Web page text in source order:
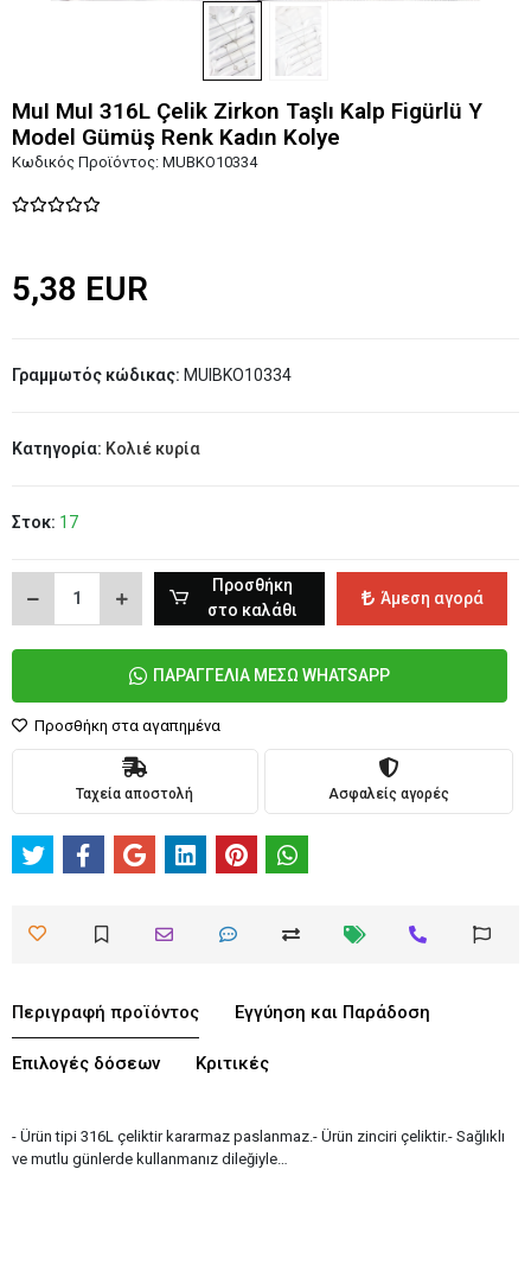
MuI MuI 316L Çelik Zirkon Taşlı Kalp Figürlü Y
Model Gümüş Renk Kadın Kolye
Κωδικός Προϊόντος: MUBKO10334
5,38 EUR
Γραμμωτός κώδικας: MUIBKO10334
Κατηγορία: Κολιέ κυρία
Στοκ: 17
Προσθήκη
στο καλάθι
Άμεση αγορά
ΠΑΡΑΓΓΕΛΙΑ ΜΕΣΩ WHATSAPP
Προσθήκη στα αγαπημένα
Ταχεία αποστολή Ασφαλείς αγορές
Περιγραφή προϊόντος Εγγύηση και Παράδοση
Επιλογές δόσεων Κριτικές
- Ürün tipi 316L çeliktir kararmaz paslanmaz.- Ürün zinciri çeliktir.- Sağlıklı
ve mutlu günlerde kullanmanız dileğiyle…